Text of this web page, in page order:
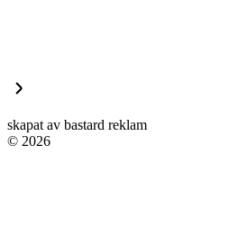
skapat av bastard reklam
© 2026